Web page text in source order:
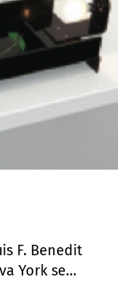
F. Benedit
York se